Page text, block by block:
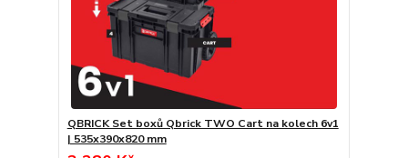
QBRICK Set boxů Qbrick TWO Cart na kolech 6v1
| 535x390x820 mm